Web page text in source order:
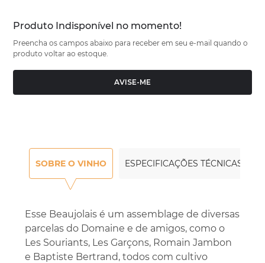
Produto Indisponível no momento!
Preencha os campos abaixo para receber em seu e-mail quando o
produto voltar ao estoque.
AVISE-ME
SOBRE O VINHO ESPECIFICAÇÕES TÉCNICAS
Esse Beaujolais é um assemblage de diversas
parcelas do Domaine e de amigos, como o
Les Souriants, Les Garçons, Romain Jambon
e Baptiste Bertrand, todos com cultivo